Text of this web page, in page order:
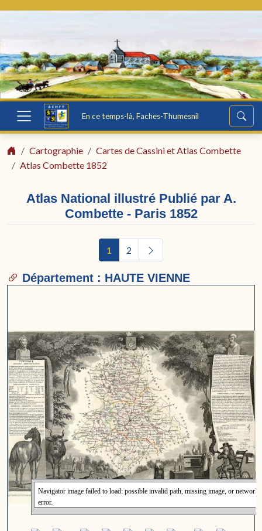
En ce temps-là, Faches-Thumesnil
Cartographie
Cartes de Cassini et Atlas Combette
Atlas Combette 1852
Atlas National illustré Publié par A.
Combette - Paris 1852
1 2
Département : HAUTE VIENNE